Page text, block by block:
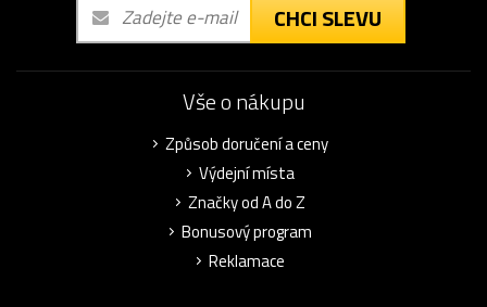
CHCI SLEVU
Vše o nákupu
Způsob doručení a ceny
Výdejní místa
Značky od A do Z
Bonusový program
Reklamace